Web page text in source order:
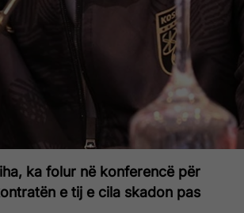
ka folur në konferencë për
e tij e cila skadon pas